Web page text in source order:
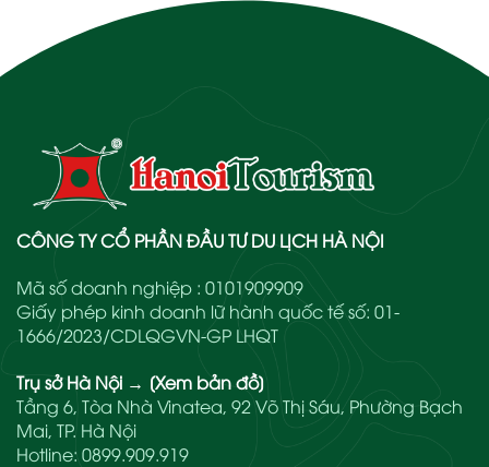
CÔNG TY CỔ PHẦN ĐẦU TƯ DU LỊCH HÀ NỘI
Mã số doanh nghiệp : 0101909909
Giấy phép kinh doanh lữ hành quốc tế số: 01-
1666/2023/CDLQGVN-GP LHQT
Trụ sở Hà Nội → [Xem bản đồ]
Tầng 6, Tòa Nhà Vinatea, 92 Võ Thị Sáu, Phường Bạch
Mai, TP. Hà Nội
Hotline: 0899.909.919